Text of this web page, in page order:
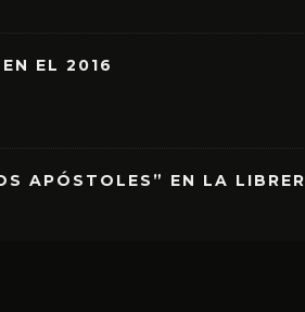
EL 2016
APÓSTOLES” EN LA